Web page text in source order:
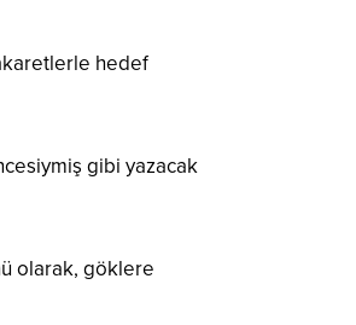
hedef
gibi yazacak
olarak, göklere